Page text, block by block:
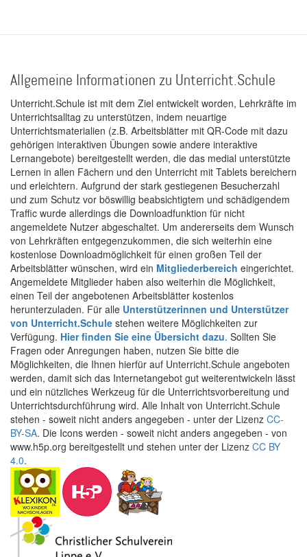
Allgemeine Informationen zu Unterricht.Schule
Unterricht.Schule ist mit dem Ziel entwickelt worden, Lehrkräfte im
Unterrichtsalltag zu unterstützen, indem neuartige
Unterrichtsmaterialien (z.B. Arbeitsblätter mit QR-Code mit dazu
gehörigen interaktiven Übungen sowie andere interaktive
Lernangebote) bereitgestellt werden, die das medial unterstützte
Lernen in allen Fächern und den Unterricht mit Tablets bereichern
und erleichtern. Aufgrund der stark gestiegenen Besucherzahl
und zum Schutz vor böswillig beabsichtigtem und schädigendem
Traffic wurde allerdings die Downloadfunktion für nicht
angemeldete Nutzer abgeschaltet. Um andererseits dem Wunsch
von Lehrkräften entgegenzukommen, die sich weiterhin eine
kostenlose Downloadmöglichkeit für einen großen Teil der
Arbeitsblätter wünschen, wird ein Mitgliederbereich eingerichtet.
Angemeldete Mitglieder haben also weiterhin die Möglichkeit,
einen Teil der angebotenen Arbeitsblätter kostenlos
herunterzuladen. Für alle Unterstützerinnen und Unterstützer
von Unterricht.Schule stehen weitere Möglichkeiten zur
Verfügung. Hier finden Sie eine Übersicht dazu. Sollten Sie
Fragen oder Anregungen haben, nutzen Sie bitte die
Möglichkeiten, die Ihnen hierfür auf Unterricht.Schule angeboten
werden, damit sich das Internetangebot gut weiterentwickeln lässt
und ein nützliches Werkzeug für die Unterrichtsvorbereitung und
Unterrichtsdurchführung wird. Alle Inhalt von Unterricht.Schule
stehen - soweit nicht anders angegeben - unter der Lizenz CC-
BY-SA. Die Icons werden - soweit nicht anders angegeben - von
www.h5p.org bereitgestellt und stehen unter der Lizenz CC BY
4.0.